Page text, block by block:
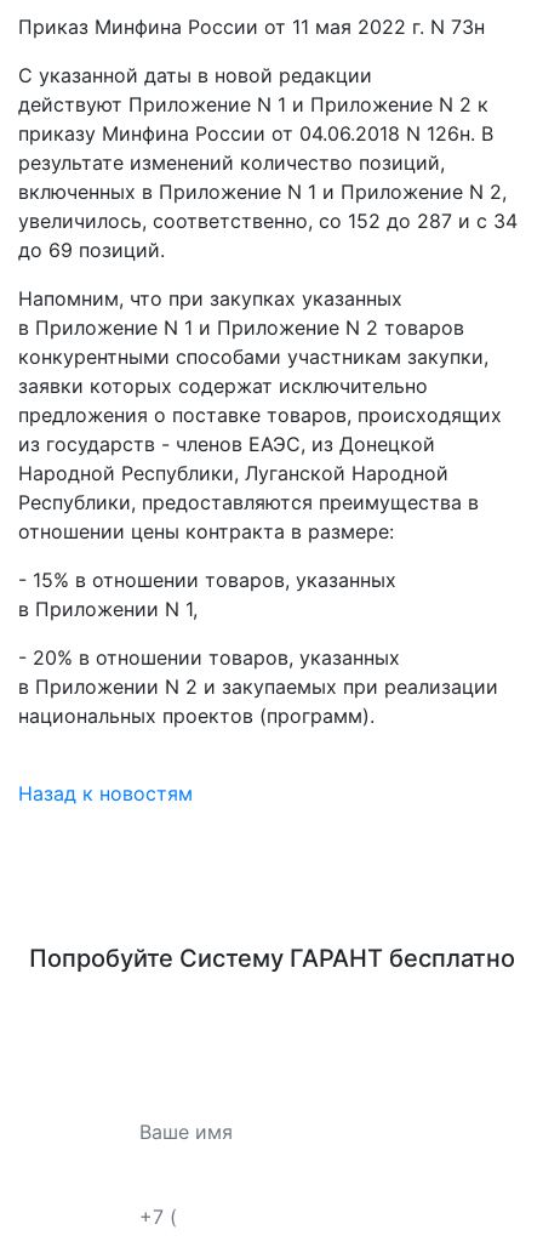
Приказ Минфина России от 11 мая 2022 г. N 73н
С указанной даты в новой редакции
действуют Приложение N 1 и Приложение N 2 к
приказу Минфина России от 04.06.2018 N 126н. В
результате изменений количество позиций,
включенных в Приложение N 1 и Приложение N 2,
увеличилось, соответственно, со 152 до 287 и с 34
до 69 позиций.
Напомним, что при закупках указанных
в Приложение N 1 и Приложение N 2 товаров
конкурентными способами участникам закупки,
заявки которых содержат исключительно
предложения о поставке товаров, происходящих
из государств - членов ЕАЭС, из Донецкой
Народной Республики, Луганской Народной
Республики, предоставляются преимущества в
отношении цены контракта в размере:
- 15% в отношении товаров, указанных
в Приложении N 1,
- 20% в отношении товаров, указанных
в Приложении N 2 и закупаемых при реализации
национальных проектов (программ).
Назад к новостям
Попробуйте Систему ГАРАНТбесплатно